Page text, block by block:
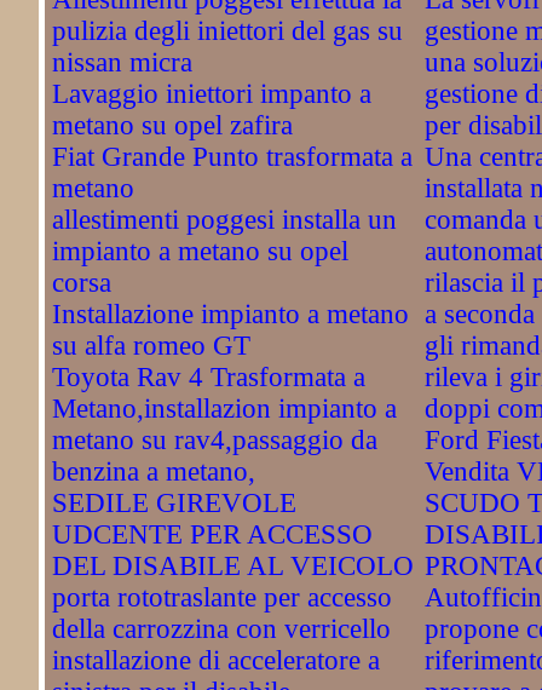
pulizia degli iniettori del gas su
nissan micra
Lavaggio iniettori impanto a
metano su opel zafira
Fiat Grande Punto trasformata a
metano
allestimenti poggesi installa un
impianto a metano su opel
corsa
Installazione impianto a metano
su alfa romeo GT
Toyota Rav 4 Trasformata a
Metano,installazion impianto a
metano su rav4,passaggio da
benzina a metano,
SEDILE GIREVOLE
UDCENTE PER ACCESSO
DEL DISABILE AL VEICOLO
porta rototraslante per accesso
della carrozzina con verricello
installazione di acceleratore a
gestione
una
gestione
per
Una
installata
comanda
rilascia il
a
gli
rileva i
doppi
Ford
Vendita
SCUDO
propone